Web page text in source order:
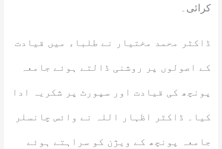
کرائی۔
ڈاکٹر محمد مختیار نے طلباء میں قیادت
کے اصولوں پر روشنی ڈالتے ہوئے جامعہ
پونچھ کی قیادت اور سپورٹ پر شکریہ ادا
کیا۔ ڈاکٹر اظہار اللہ نے وائس چانسلر
جامعہ پونچھ کے ویژن کو سراہتے ہوئے